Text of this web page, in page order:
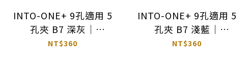
INTO-ONE+ 9孔適用 5
孔夾 B7 深灰｜
MARUMAN 日本
NT$360
INTO-ONE+ 9孔適用 5
孔夾 B7 淺藍｜
MARUMAN 日本
NT$360